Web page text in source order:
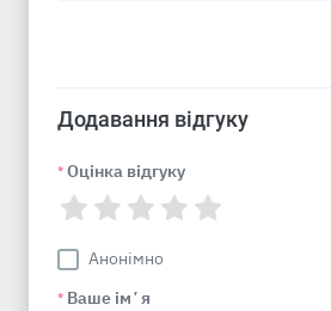
Додавання відгуку
* Оцінка відгуку
Анонімно
* Ваше імʼя